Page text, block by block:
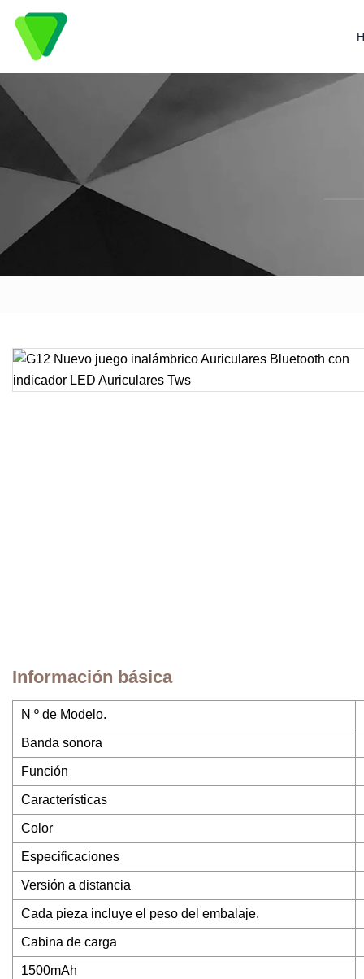
Información básica
N º de Modelo.
Banda sonora
Función
Características
Color
Especificaciones
Versión a distancia
Cada pieza incluye el peso del embalaje.
Cabina de carga
1500mAh